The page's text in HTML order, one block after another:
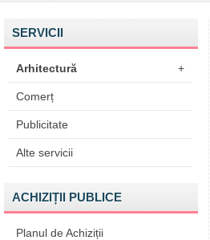
SERVICII
Arhitectură +
Comerț
Publicitate
Alte servicii
ACHIZIȚII PUBLICE
Planul de Achiziții